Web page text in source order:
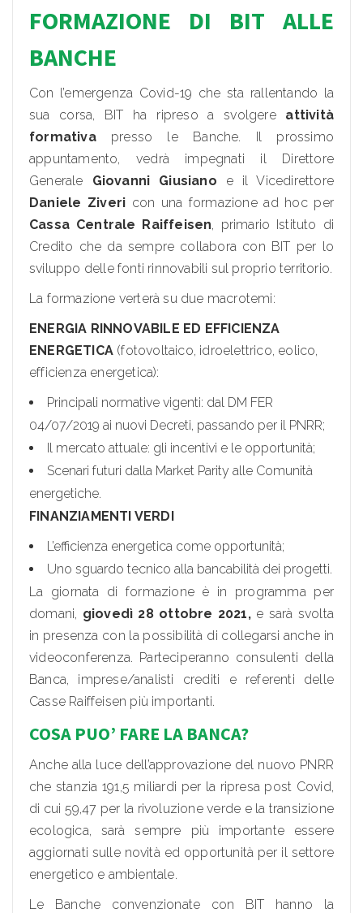
FORMAZIONE DI BIT ALLE
BANCHE
Con l’emergenza Covid-19 che sta rallentando la
sua corsa, BIT ha ripreso a svolgere attività
formativapresso le Banche. Il prossimo
appuntamento, vedrà impegnati il Direttore
Generale Giovanni Giusiano e il Vicedirettore
Daniele Ziveri con una formazione ad hoc per
Cassa Centrale Raiffeisen, primario Istituto di
Credito che da sempre collabora con BIT per lo
sviluppo delle fonti rinnovabili sul proprio territorio.
La formazione verterà su due macrotemi:
ENERGIA RINNOVABILE ED EFFICIENZA
ENERGETICA (fotovoltaico, idroelettrico, eolico,
efficienza energetica):
Principali normative vigenti: dal DM FER
04/07/2019 ai nuovi Decreti, passando per il PNRR;
Il mercato attuale: gli incentivi e le opportunità;
Scenari futuri dalla Market Parity alle Comunità
energetiche.
FINANZIAMENTI VERDI
L’efficienza energetica come opportunità;
Uno sguardo tecnico alla bancabilità dei progetti.
La giornata di formazione è in programma per
domani, giovedì 28 ottobre 2021, e sarà svolta
in presenza con la possibilità di collegarsi anche in
videoconferenza. Parteciperanno consulenti della
Banca, imprese/analisti crediti e referenti delle
Casse Raiffeisen più importanti.
COSA PUO’ FARE LA BANCA?
Anche alla luce dell’approvazione del nuovo PNRR
che stanzia 191,5 miliardi per la ripresa post Covid,
di cui 59,47 per la rivoluzione verde e la transizione
ecologica, sarà sempre più importante essere
aggiornati sulle novità ed opportunità per il settore
energetico e ambientale.
Le Banche convenzionate con BIT hanno la